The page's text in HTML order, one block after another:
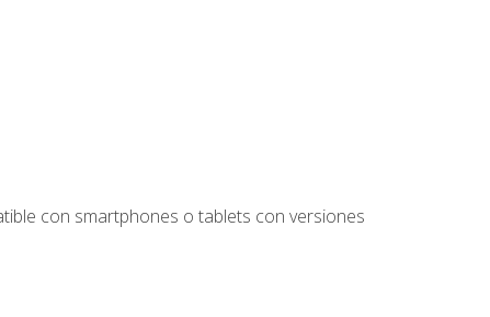
con smartphones o tablets con versiones